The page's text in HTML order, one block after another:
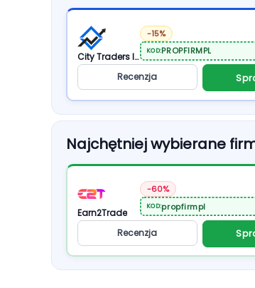
City Traders Imperium
-15%
KOD:PROPFIRMPL
Recenzja
Najchętniej wybierane
Earn2Trade
-60%
KOD:propfirmpl
Recenzja